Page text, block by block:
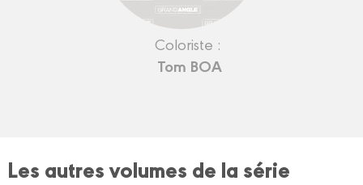
Coloriste :
Tom BOA
Les autres volumes de la série